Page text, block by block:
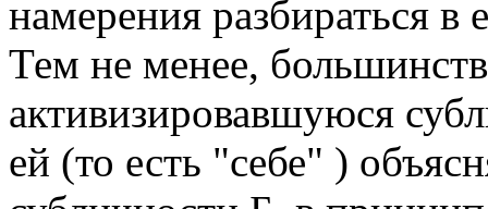
намерения разбираться в
Тем не менее,
активизировавшуюся
ей (то есть "себе" )